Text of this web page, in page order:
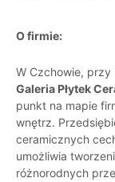
O firmie:
W Czchowie, przy
Galeria Płytek
punkt na mapie
wnętrz.
ceramicznych
umożliwia
różnorodnych